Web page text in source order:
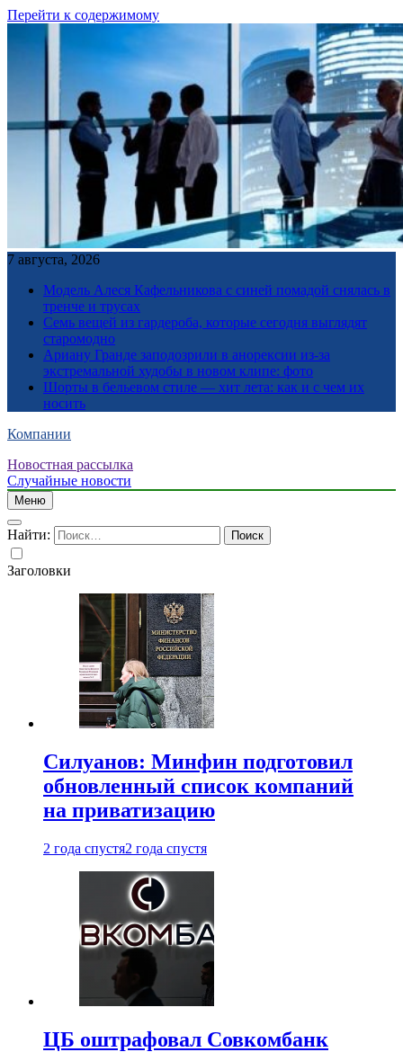
Перейти к содержимому
7 августа, 2026
Модель Алеся Кафельникова с синей помадой снялась в
тренче и трусах
Семь вещей из гардероба, которые сегодня выглядят
старомодно
Ариану Гранде заподозрили в анорексии из-за
экстремальной худобы в новом клипе: фото
Шорты в бельевом стиле — хит лета: как и с чем их
носить
Компании
Новостная рассылка
Случайные новости
Меню
Найти:
Заголовки
Силуанов: Минфин подготовил
обновленный список компаний
на приватизацию
2 года спустя2 года спустя
ЦБ оштрафовал Совкомбанк